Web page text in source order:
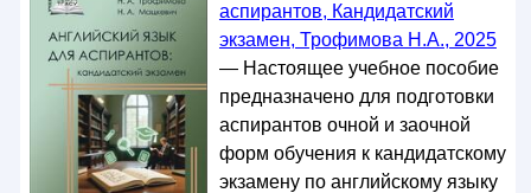
аспирантов, Кандидатский
экзамен, Трофимова Н.А., 2025
— Настоящее учебное пособие
предназначено для подготовки
аспирантов очной и заочной
форм обучения к кандидатскому
экзамену по английскому языку